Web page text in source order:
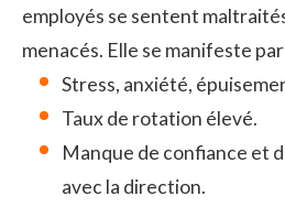
employés se sentent
menacés. Elle se manifeste
Stress, anxiété,
Taux de rotation élevé.
Manque de confiance et
avec la direction.